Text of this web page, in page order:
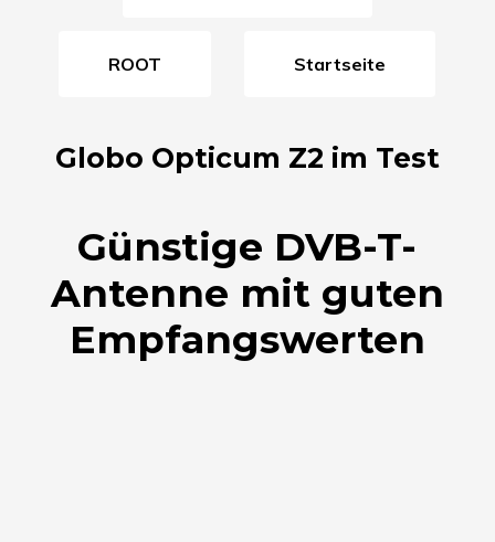
ROOT Startseite
Globo Opticum Z2 im Test
Günstige DVB-T-
Antenne mit guten
Empfangswerten